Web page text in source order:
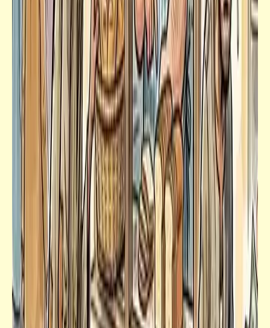
فيدراديو
رصد حقيقي وتوصيف رائع لواقعنا العربي
المقسوم المظلم
مذكرات
بعد السعودي والسوري: رائد فضاء إماراتي يرتاد